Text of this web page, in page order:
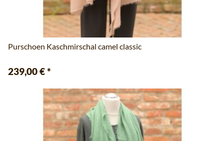
Purschoen Kaschmirschal camel classic
239,00 €*